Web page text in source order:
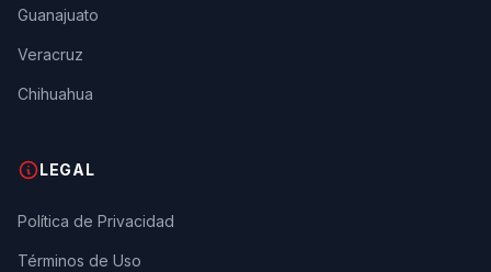
Guanajuato
Veracruz
Chihuahua
LEGAL
Política de Privacidad
Términos de Uso